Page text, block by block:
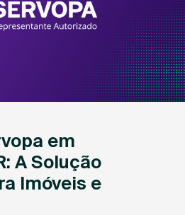
em
A Solução
Imóveis e